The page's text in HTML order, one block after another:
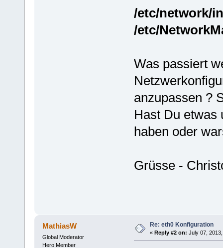
/etc/network/
/etc/
Was passiert
anzupassen ?
Hast Du etwas
haben oder
Grüsse -
MathiasW
Global Moderator
Hero Member
Re: eth0 Konfiguration
« Reply #2 on: July 07,